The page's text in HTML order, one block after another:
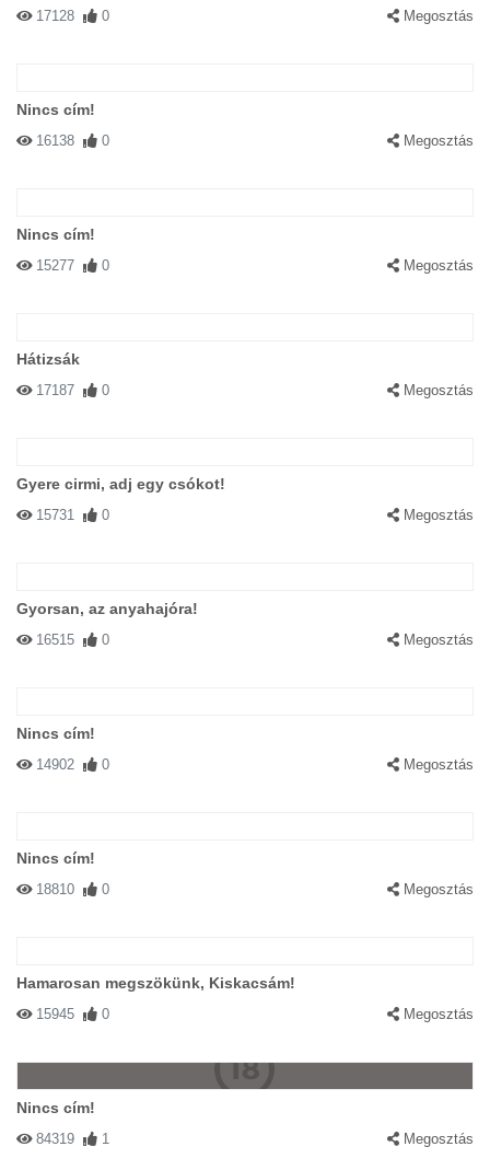
17128 0 Megosztás
Nincs cím!
16138 0 Megosztás
Nincs cím!
15277 0 Megosztás
Hátizsák
17187 0 Megosztás
Gyere cirmi, adj egy csókot!
15731 0 Megosztás
Gyorsan, az anyahajóra!
16515 0 Megosztás
Nincs cím!
14902 0 Megosztás
Nincs cím!
18810 0 Megosztás
Hamarosan megszökünk, Kiskacsám!
15945 0 Megosztás
Nincs cím!
84319 1 Megosztás